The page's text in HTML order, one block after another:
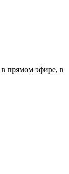
в прямом эфире, в